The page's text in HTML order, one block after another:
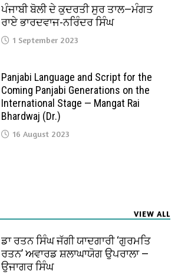
ਪੰਜਾਬੀ ਬੋਲੀ ਦੇ ਕੁਦਰਤੀ ਸੁਰ ਤਾਲ—ਮੰਗਤ
ਰਾਏ ਭਾਰਦਵਾਜ-ਨਰਿੰਦਰ ਸਿੰਘ
1 September 2023
Panjabi Language and Script for the
Coming Panjabi Generations on the
International Stage — Mangat Rai
Bhardwaj (Dr.)
16 August 2023
VIEW ALL
ਡਾ ਰਤਨ ਸਿੰਘ ਜੱਗੀ ਯਾਦਗਾਰੀ ‘ਗੁਰਮਤਿ
ਰਤਨ’ ਅਵਾਰਡ ਸ਼ਲਾਘਾਯੋਗ ਉਪਰਾਲਾ —
ਉਜਾਗਰ ਸਿੰਘ